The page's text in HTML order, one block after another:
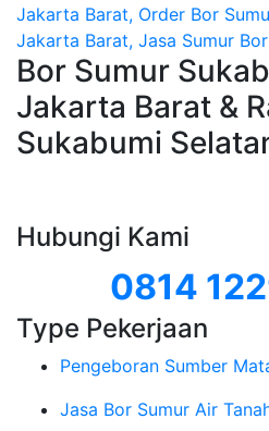
Jakarta Barat, Order Bor
Jakarta Barat, Jasa Sumur
Bor Sumur
Jakarta Barat &
Sukabumi
Hubungi Kami
0814
Type Pekerjaan
Pengeboran Sumber
Jasa Bor Sumur Air